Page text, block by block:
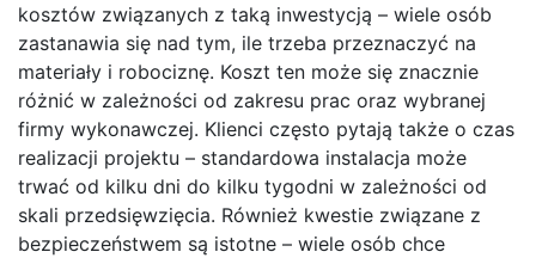
kosztów związanych z taką inwestycją – wiele osób
zastanawia się nad tym, ile trzeba przeznaczyć na
materiały i robociznę. Koszt ten może się znacznie
różnić w zależności od zakresu prac oraz wybranej
firmy wykonawczej. Klienci często pytają także o czas
realizacji projektu – standardowa instalacja może
trwać od kilku dni do kilku tygodni w zależności od
skali przedsięwzięcia. Również kwestie związane z
bezpieczeństwem są istotne – wiele osób chce